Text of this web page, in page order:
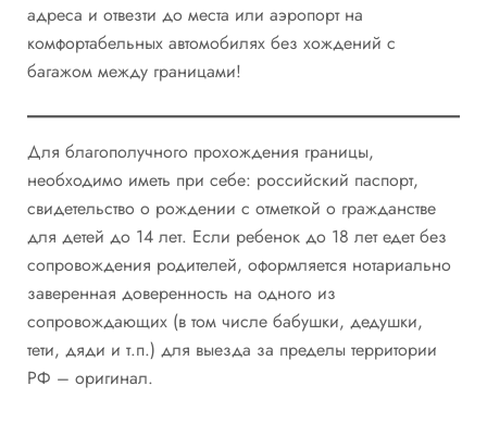
адреса и отвезти до места или аэропорт на
комфортабельных автомобилях без хождений с
багажом между границами!
Для благополучного прохождения границы,
необходимо иметь при себе: российский паспорт,
свидетельство о рождении с отметкой о гражданстве
для детей до 14 лет. Если ребенок до 18 лет едет без
сопровождения родителей, оформляется нотариально
заверенная доверенность на одного из
сопровождающих (в том числе бабушки, дедушки,
тети, дяди и т.п.) для выезда за пределы территории
РФ – оригинал.